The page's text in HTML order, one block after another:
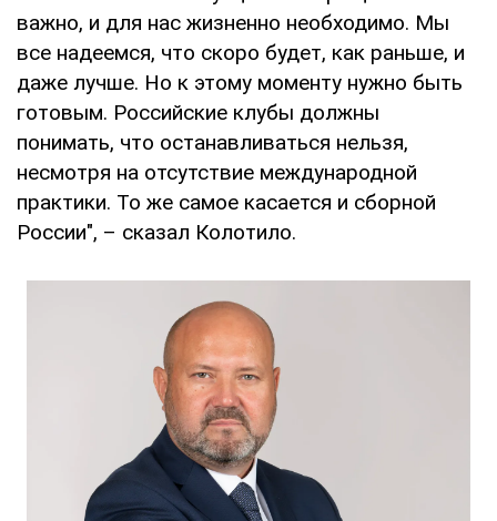
важно, и для нас жизненно необходимо. Мы
все надеемся, что скоро будет, как раньше, и
даже лучше. Но к этому моменту нужно быть
готовым. Российские клубы должны
понимать, что останавливаться нельзя,
несмотря на отсутствие международной
практики. То же самое касается и сборной
России", – сказал Колотило.